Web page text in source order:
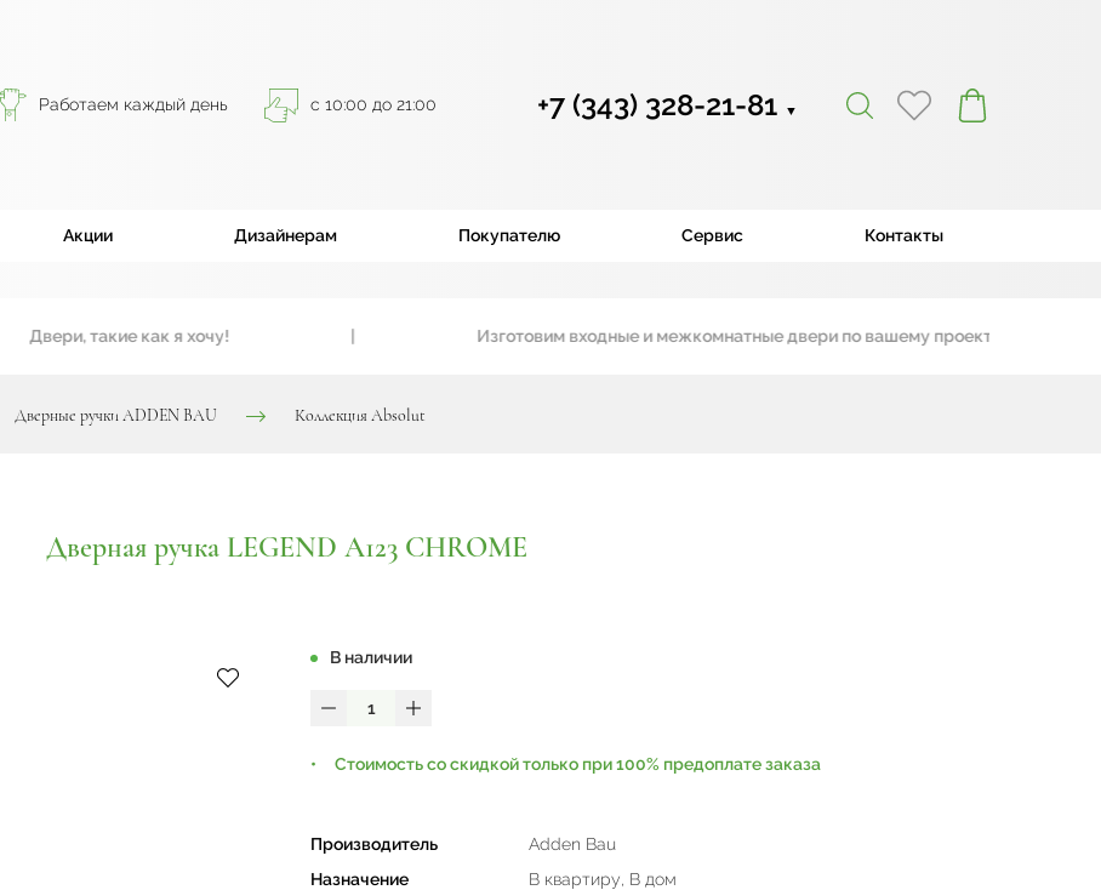
Работаем каждый день с 10:00 до 21:00 +7 (343) 328-21-81 ▼
Акции Дизайнерам Покупателю Сервис Контакты
Двери, такие как я хочу! Изготовим входные и межкомнатные двери по вашему проекту
Дверные ручки ADDEN BAU Коллекция Absolut
Дверная ручка LEGEND A123 CHROME
В наличии
Стоимость со скидкой только при 100% предоплате заказа
Производитель
Adden Bau
Назначение
В квартиру, В дом